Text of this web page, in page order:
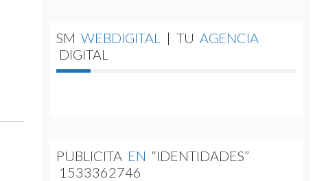
SM WEBDIGITAL | TU AGENCIA
DIGITAL
PUBLICITA EN “IDENTIDADES”
1533362746